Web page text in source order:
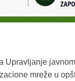
Upravljanje
mreže u